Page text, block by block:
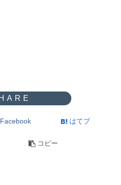
Facebook はてブ
コピー